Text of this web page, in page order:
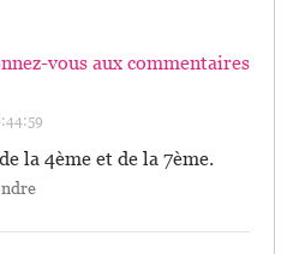
vous aux commentaires
la 4ème et de la 7ème.